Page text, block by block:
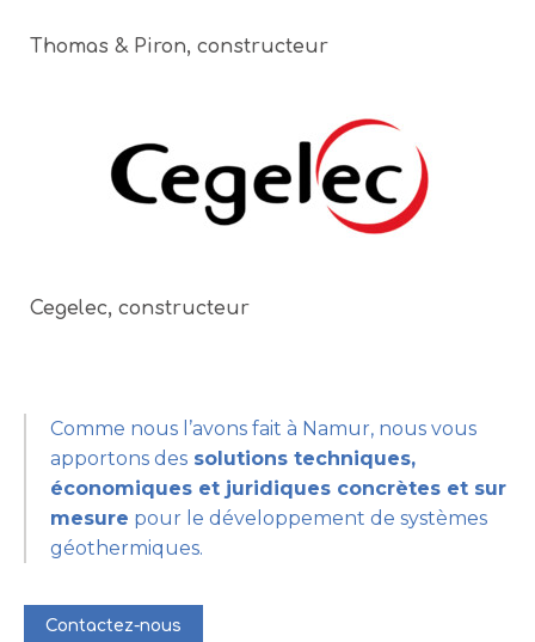
Thomas & Piron, constructeur
Cegelec, constructeur
Comme nous l’avons fait à Namur, nous vous
apportons des solutions techniques,
économiques et juridiques concrètes et sur
mesure pour le développement de systèmes
géothermiques.
Contactez-nous